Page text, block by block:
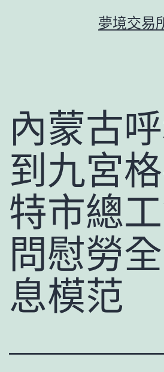
夢境交易
內蒙古
到九宮
特市總
問慰勞
息模范